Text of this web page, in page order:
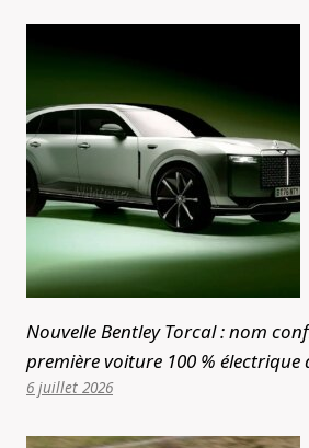
Nouvelle Bentley Torcal : nom
première voiture 100 % électrique
6 juillet 2026